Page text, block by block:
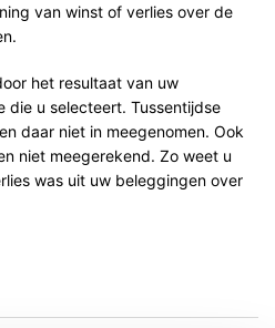
van winst of verlies over de
het resultaat van uw
die u selecteert. Tussentijdse
daar niet in meegenomen. Ook
niet meegerekend. Zo weet u
was uit uw beleggingen over